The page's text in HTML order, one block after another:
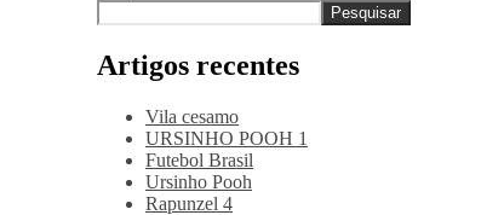
Pesquisar
Artigos recentes
Vila cesamo
URSINHO POOH 1
Futebol Brasil
Ursinho Pooh
Rapunzel 4